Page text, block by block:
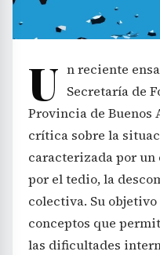
U n reciente
Secretaría de
Provincia de
crítica sobre la
caracterizada por
por el tedio, la
colectiva. Su
conceptos que
las dificultades